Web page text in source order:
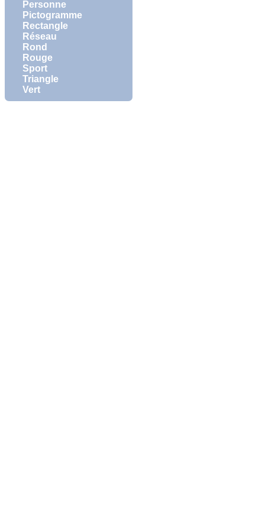
Personne
Pictogramme
Rectangle
Réseau
Rond
Rouge
Sport
Triangle
Vert